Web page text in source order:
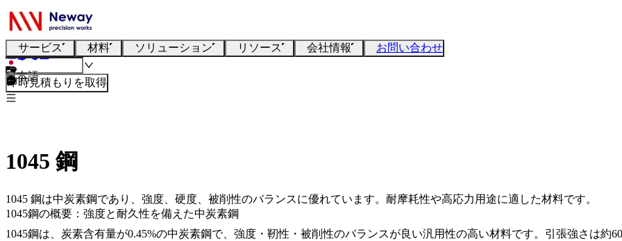
サービス 材料 ソリューション リソース 会社情報 お問い合わせ
日本語
即時見積もりを取得
1045 鋼
1045 鋼は中炭素鋼であり、強度、硬度、被削性のバランスに優れています。耐摩耗性や高応力用途に適した材料です。
1045鋼の概要：強度と耐久性を備えた中炭素鋼
1045鋼は、炭素含有量が0.45%の中炭素鋼で、強度・靭性・被削性のバランスが良い汎用性の高い材料です。引張強さは約